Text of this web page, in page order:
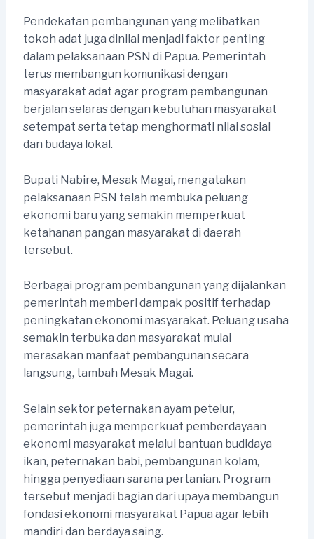
Pendekatan pembangunan yang melibatkan
tokoh adat juga dinilai menjadi faktor penting
dalam pelaksanaan PSN di Papua. Pemerintah
terus membangun komunikasi dengan
masyarakat adat agar program pembangunan
berjalan selaras dengan kebutuhan masyarakat
setempat serta tetap menghormati nilai sosial
dan budaya lokal.
Bupati Nabire, Mesak Magai, mengatakan
pelaksanaan PSN telah membuka peluang
ekonomi baru yang semakin memperkuat
ketahanan pangan masyarakat di daerah
tersebut.
Berbagai program pembangunan yang dijalankan
pemerintah memberi dampak positif terhadap
peningkatan ekonomi masyarakat. Peluang usaha
semakin terbuka dan masyarakat mulai
merasakan manfaat pembangunan secara
langsung, tambah Mesak Magai.
Selain sektor peternakan ayam petelur,
pemerintah juga memperkuat pemberdayaan
ekonomi masyarakat melalui bantuan budidaya
ikan, peternakan babi, pembangunan kolam,
hingga penyediaan sarana pertanian. Program
tersebut menjadi bagian dari upaya membangun
fondasi ekonomi masyarakat Papua agar lebih
mandiri dan berdaya saing.